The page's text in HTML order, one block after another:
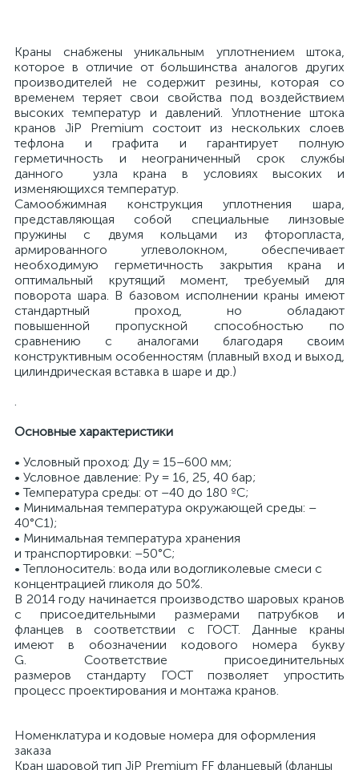
Краны снабжены уникальным уплотнением штока,
которое в отличие от большинства аналогов других
производителей не содержит резины, которая со
временем теряет свои свойства под воздействием
высоких температур и давлений. Уплотнение штока
кранов JiP Premium состоит из нескольких слоев
тефлона и графита и гарантирует полную
герметичность и неограниченный срок службы
данного узла крана в условиях высоких и
изменяющихся температур.
Самообжимная конструкция уплотнения шара,
представляющая собой специальные линзовые
пружины с двумя кольцами из фторопласта,
армированного углеволокном, обеспечивает
необходимую герметичность закрытия крана и
оптимальный крутящий момент, требуемый для
поворота шара. В базовом исполнении краны имеют
стандартный проход, но обладают
повышенной пропускной способностью по
сравнению с аналогами благодаря своим
конструктивным особенностям (плавный вход и выход,
цилиндрическая вставка в шаре и др.)
.
Основные характеристики
• Условный проход: Ду = 15–600 мм;
• Условное давление: Ру = 16, 25, 40 бар;
• Температура среды: от –40 до 180 ºC;
• Минимальная температура окружающей среды: –
40°С1);
• Минимальная температура хранения
и транспортировки: –50°С;
• Теплоноситель: вода или водогликолевые смеси с
концентрацией гликоля до 50%.
В 2014 году начинается производство шаровых кранов
с присоедительными размерами патрубков и
фланцев в соответствии с ГОСТ. Данные краны
имеют в обозначении кодового номера букву
G. Соответствие присоединительных
размеров стандарту ГОСТ позволяет упростить
процесс проектирования и монтажа кранов.
Номенклатура и кодовые номера для оформления
заказа
Кран шаровой тип JiP Premium FF фланцевый (фланцы